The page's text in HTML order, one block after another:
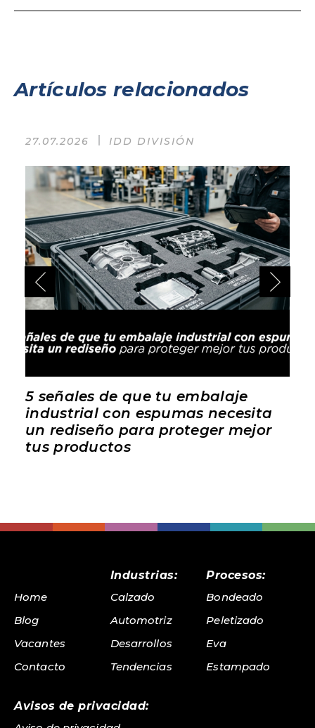
Artículos relacionados
27.07.2026 IDD DIVISIÓN
5 señales de que tu embalaje
industrial con espumas necesita
un rediseño para proteger mejor
tus productos
Home
Blog
Vacantes
Contacto
Industrias:
Calzado
Automotriz
Desarrollos
Tendencias
Procesos:
Bondeado
Peletizado
Eva
Estampado
Avisos de privacidad: